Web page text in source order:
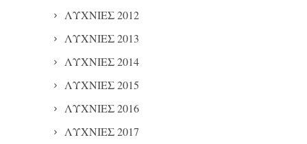
ΛΥΧΝΙΕΣ 2012
ΛΥΧΝΙΕΣ 2013
ΛΥΧΝΙΕΣ 2014
ΛΥΧΝΙΕΣ 2015
ΛΥΧΝΙΕΣ 2016
ΛΥΧΝΙΕΣ 2017